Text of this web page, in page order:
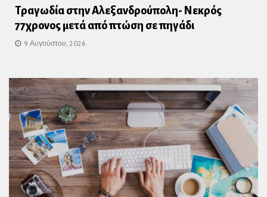
Τραγωδία στην Αλεξανδρούπολη- Νεκρός
77χρονος μετά από πτώση σε πηγάδι
9 Αυγούστου, 2026